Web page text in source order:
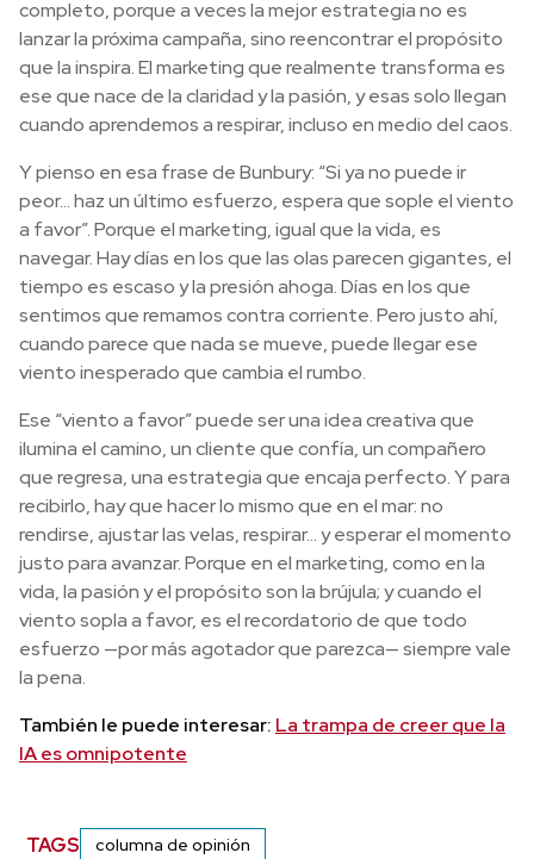
completo, porque a veces la mejor estrategia no es
lanzar la próxima campaña, sino reencontrar el propósito
que la inspira. El marketing que realmente transforma es
ese que nace de la claridad y la pasión, y esas solo llegan
cuando aprendemos a respirar, incluso en medio del caos.
Y pienso en esa frase de Bunbury: “Si ya no puede ir
peor… haz un último esfuerzo, espera que sople el viento
a favor”. Porque el marketing, igual que la vida, es
navegar. Hay días en los que las olas parecen gigantes, el
tiempo es escaso y la presión ahoga. Días en los que
sentimos que remamos contra corriente. Pero justo ahí,
cuando parece que nada se mueve, puede llegar ese
viento inesperado que cambia el rumbo.
Ese “viento a favor” puede ser una idea creativa que
ilumina el camino, un cliente que confía, un compañero
que regresa, una estrategia que encaja perfecto. Y para
recibirlo, hay que hacer lo mismo que en el mar: no
rendirse, ajustar las velas, respirar… y esperar el momento
justo para avanzar. Porque en el marketing, como en la
vida, la pasión y el propósito son la brújula; y cuando el
viento sopla a favor, es el recordatorio de que todo
esfuerzo —por más agotador que parezca— siempre vale
la pena.
También le puede interesar: La trampa de creer que la
IA es omnipotente
TAGS columna de opinión